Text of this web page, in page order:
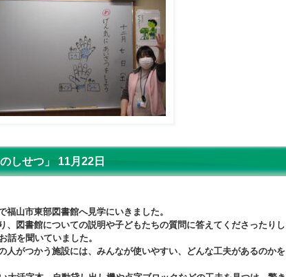
せつ」 11月22日
山市東部図書館へ見学にいきました。
図書館についての説明や子どもたちの質問に答えてくださったりし
話を聞いていました。
がつかう施設には、みんなが使いやすい、どんな工夫があるのかを